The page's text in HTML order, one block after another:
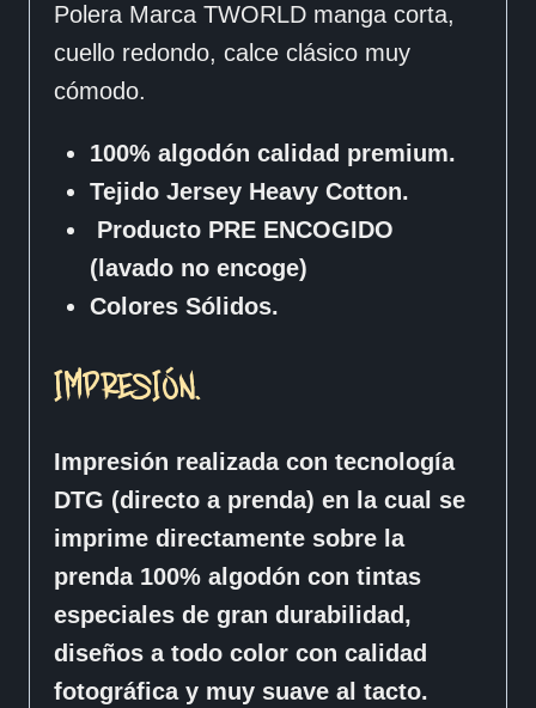
Polera Marca TWORLD manga corta,
cuello redondo, calce clásico muy
cómodo.
100% algodón calidad premium.
Tejido Jersey Heavy Cotton.
Producto PRE ENCOGIDO
(lavado no encoge)
Colores Sólidos.
IMPRESIÓN.
Impresión realizada con tecnología
DTG (directo a prenda) en la cual se
imprime directamente sobre la
prenda 100% algodón con tintas
especiales de gran durabilidad,
diseños a todo color con calidad
fotográfica y muy suave al tacto.